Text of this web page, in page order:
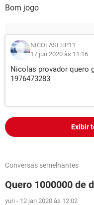
Bom jogo
NICOLASLHP11
17 jun 2020 às 11:16
Nicolas provador quero
1976473283
Exibir
Conversas semelhantes
Quero 1000000 de
yuri - 12 jan 2020 às 12:02